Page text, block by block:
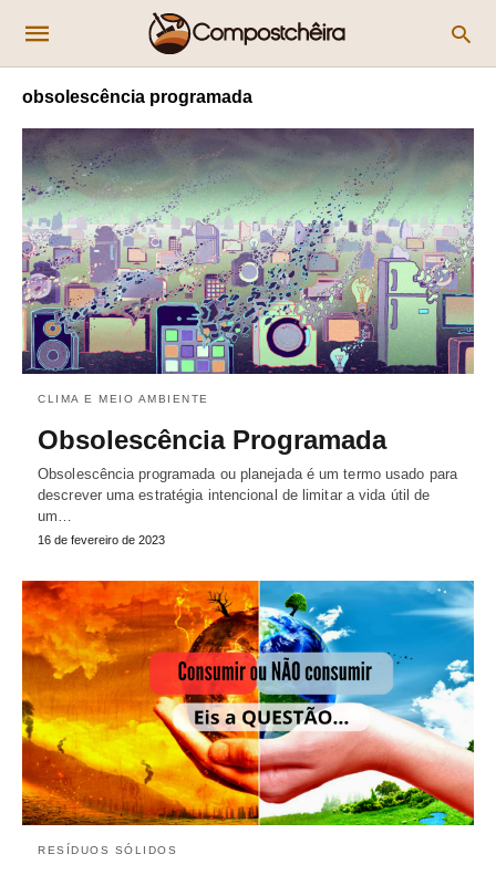
obsolescência programada
CLIMA E MEIO AMBIENTE
Obsolescência Programada
Obsolescência programada ou planejada é um termo usado para
descrever uma estratégia intencional de limitar a vida útil de
um…
16 de fevereiro de 2023
RESÍDUOS SÓLIDOS